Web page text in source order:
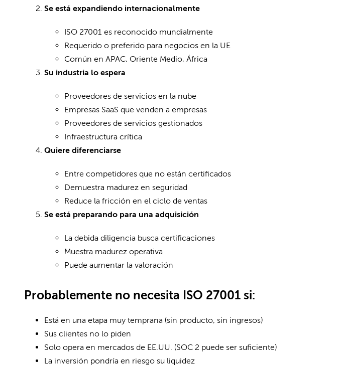
Se está expandiendo internacionalmente
ISO 27001 es reconocido mundialmente
Requerido o preferido para negocios en la UE
Común en APAC, Oriente Medio, África
Su industria lo espera
Proveedores de servicios en la nube
Empresas SaaS que venden a empresas
Proveedores de servicios gestionados
Infraestructura crítica
Quiere diferenciarse
Entre competidores que no están certificados
Demuestra madurez en seguridad
Reduce la fricción en el ciclo de ventas
Se está preparando para una adquisición
La debida diligencia busca certificaciones
Muestra madurez operativa
Puede aumentar la valoración
Probablemente no necesita ISO 27001 si:
Está en una etapa muy temprana (sin producto, sin ingresos)
Sus clientes no lo piden
Solo opera en mercados de EE.UU. (SOC 2 puede ser suficiente)
La inversión pondría en riesgo su liquidez